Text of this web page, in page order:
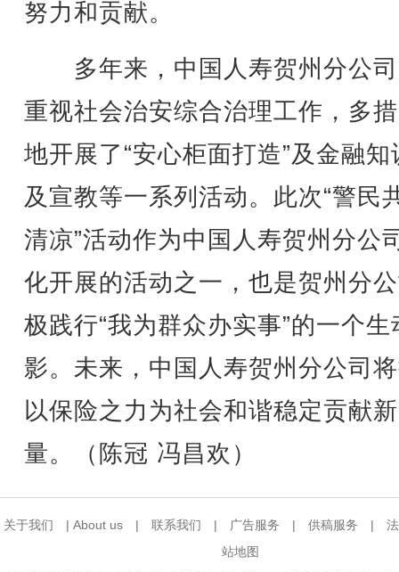
努力和贡献。
多年来，中国人寿贺州分公
重视社会治安综合治理工作，多
地开展了“安心柜面打造”及金融知
及宣教等一系列活动。此次“警民
清凉”活动作为中国人寿贺州分公
化开展的活动之一，也是贺州分
极践行“我为群众办实事”的一个生
影。未来，中国人寿贺州分公司
以保险之力为社会和谐稳定贡献
量。（陈冠 冯昌欢）
关于我们 | About us | 联系我们 | 广告服务 | 供稿服务 |
站地图